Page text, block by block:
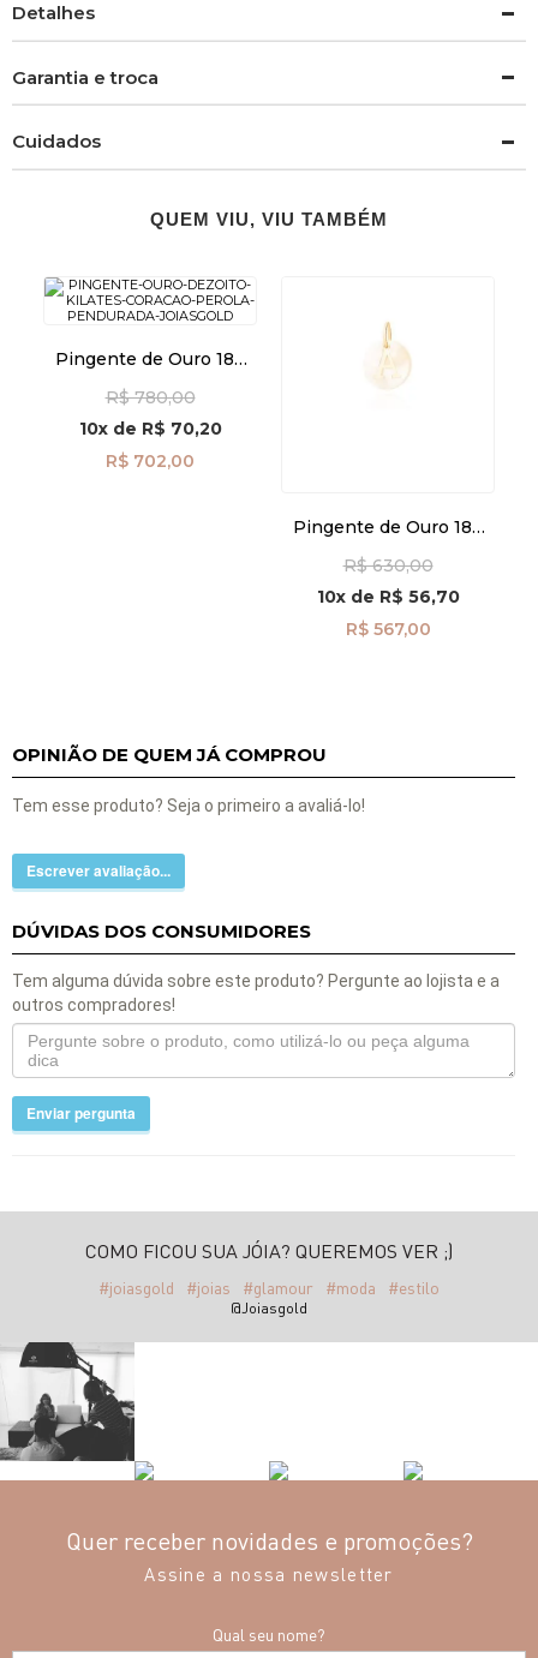
Detalhes
Garantia e troca
Cuidados
QUEM VIU, VIU TAMBÉM
Pingente de Ouro 18k
6mm Pendurada
pi24562
R$ 780,00
10xde R$ 70,20
R$ 702,00
Pingente de Ouro 18k
A Pendurada pi24475
R$ 630,00
10xde R$ 56,70
R$ 567,00
OPINIÃO DE QUEM JÁ COMPROU
Tem esse produto? Seja o primeiro a avaliá-lo!
Escrever avaliação...
DÚVIDAS DOS CONSUMIDORES
Tem alguma dúvida sobre este produto? Pergunte ao lojista e a
outros compradores!
Enviar pergunta
COMO FICOU SUA JÓIA? QUEREMOS VER ;)
#joiasgold #joias #glamour #moda #estilo
@Joiasgold
Quer receber novidades e promoções?
Assine a nossa newsletter
Qual seu nome?